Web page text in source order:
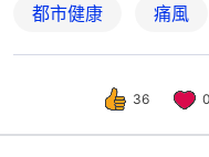
都市健康 痛風
36 0